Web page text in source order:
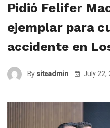
Pidió Felifer
ejemplar para
accidente en
By siteadmin July 22,